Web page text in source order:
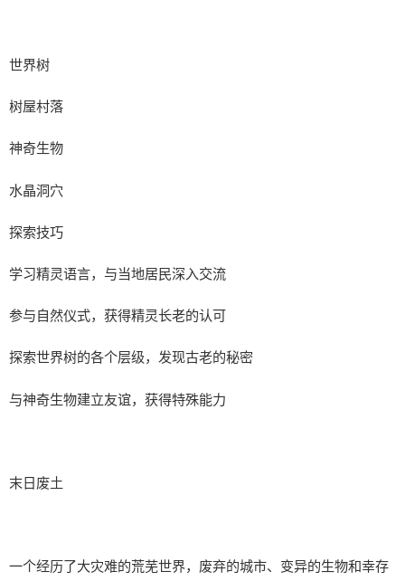
世界树
树屋村落
神奇生物
水晶洞穴
探索技巧
学习精灵语言，与当地居民深入交流
参与自然仪式，获得精灵长老的认可
探索世界树的各个层级，发现古老的秘密
与神奇生物建立友谊，获得特殊能力
末日废土
一个经历了大灾难的荒芜世界，废弃的城市、变异的生物和幸存